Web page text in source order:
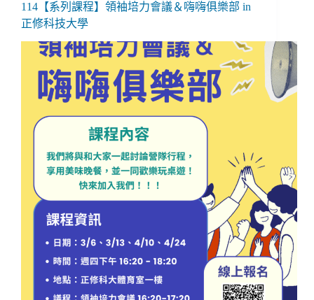
114【系列課程】領袖培力會議＆嗨嗨俱樂部 in
正修科技大學